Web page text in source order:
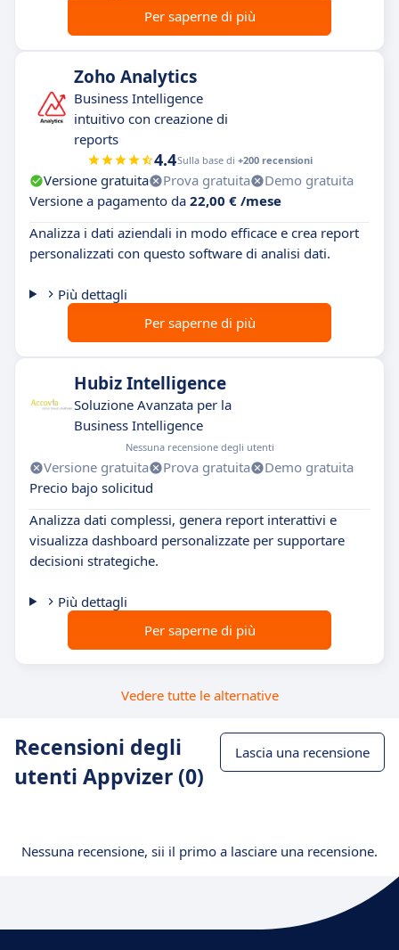
Per saperne di più
Zoho Analytics
Business Intelligence
intuitivo con creazione di
reports
4.4Sulla base di +200 recensioni
Versione gratuita Prova gratuita
Demo gratuita
Versione a pagamento da 22,00 € /mese
Analizza i dati aziendali in modo efficace e crea report
personalizzati con questo software di analisi dati.
Più dettagli
Per saperne di più
Hubiz Intelligence
Soluzione Avanzata per la
Business Intelligence
Nessuna recensione degli utenti
Versione gratuita Prova gratuita
Demo gratuita
Precio bajo solicitud
Analizza dati complessi, genera report interattivi e
visualizza dashboard personalizzate per supportare
decisioni strategiche.
Più dettagli
Per saperne di più
Vedere tutte le alternative
Recensioni degli
utenti Appvizer (0)
Lascia una recensione
Nessuna recensione, sii il primo a lasciare una recensione.